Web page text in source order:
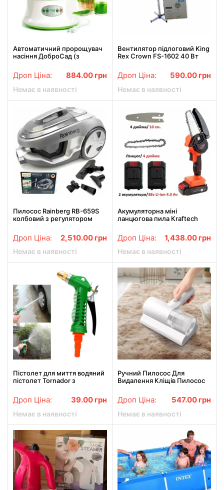
Автоматичний пророщувач
насіння ДоброСад (з
Дроп Ціна: 884.00 грн
Немає в наявності
Вентилятор підлоговий King
Rex Crown FS-1602 40 Вт
Дроп Ціна: 590.00 грн
Немає в наявності
Пилосос Rainberg RB-659S
колбовий з регулятором
4200 W
Дроп Ціна: 2,510.00 грн
Немає в наявності
Акумуляторна міні
ланцюгова пила Kraftech
акумулятори в кейсі
Дроп Ціна: 1,438.00 грн
Немає в наявності
Пістолет для миття водяний
пістолет Tornador з
Дроп Ціна: 39.00 грн
Немає в наявності
Ручний Пилосос Для
Видалення Кліщів Пилосос
Кліщів
Дроп Ціна: 547.00 грн
Немає в наявності